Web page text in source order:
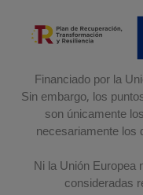
Financiado por la
Sin embargo, los
son únicamente
necesariamente los
Ni la Unión Europea
consideradas